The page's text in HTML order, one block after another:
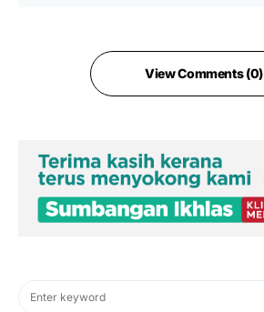
View Comments (0)